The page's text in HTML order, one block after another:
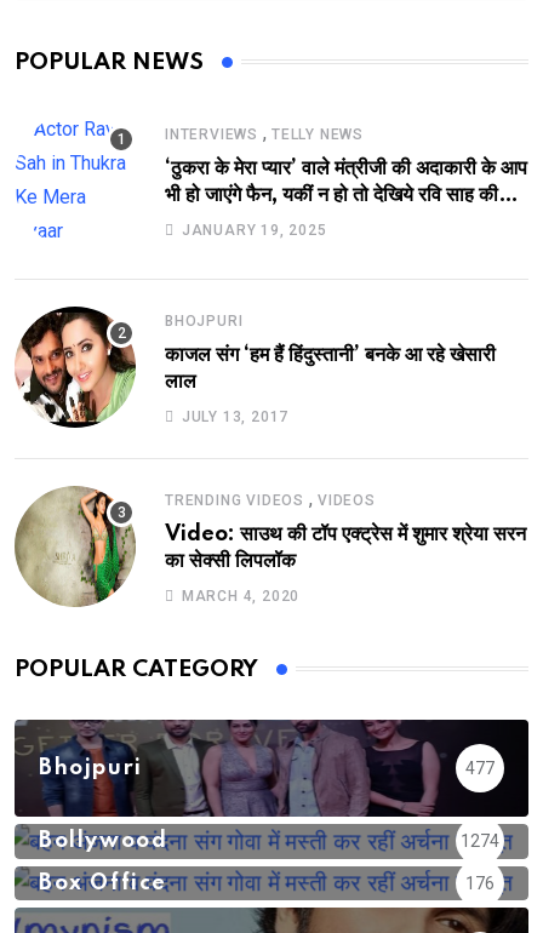
POPULAR NEWS
INTERVIEWS , TELLY NEWS
‘ठुकरा के मेरा प्यार’ वाले मंत्रीजी की अदाकारी के आप
भी हो जाएंगे फैन, यकीं न हो तो देखिये रवि साह की
दमदार भूमिका
JANUARY 19, 2025
BHOJPURI
काजल संग ‘हम हैं हिंदुस्तानी’ बनके आ रहे खेसारी
लाल
JULY 13, 2017
TRENDING VIDEOS , VIDEOS
Video: साउथ की टॉप एक्ट्रेस में शुमार श्रेया सरन
का सेक्सी लिपलॉक
MARCH 4, 2020
POPULAR CATEGORY
Bhojpuri 477
Bollywood 1274
Box Office 176